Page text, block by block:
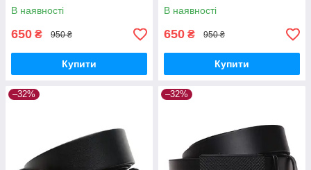
В наявності
650 ₴ 950 ₴
Купити
В наявності
650 ₴ 950 ₴
Купити
–32% –32%